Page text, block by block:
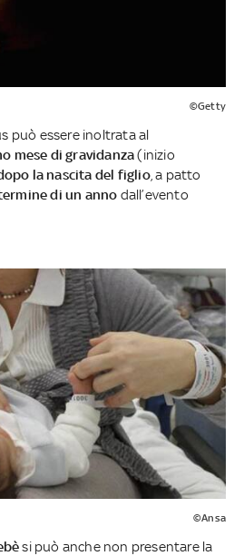
©Getty
può essere inoltrata al
mese di gravidanza(inizio
la nascita del figlio, a patto
di un anno dall’evento
©Ansa
si può anche non presentare la